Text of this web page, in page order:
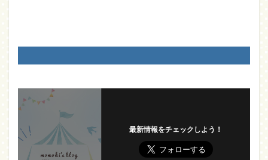
最新情報をチェックしよう！